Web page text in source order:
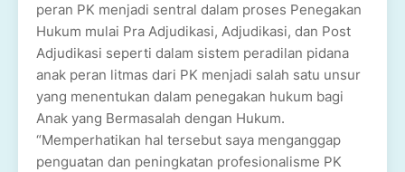
peran PK menjadi sentral dalam proses Penegakan
Hukum mulai Pra Adjudikasi, Adjudikasi, dan Post
Adjudikasi seperti dalam sistem peradilan pidana
anak peran litmas dari PK menjadi salah satu unsur
yang menentukan dalam penegakan hukum bagi
Anak yang Bermasalah dengan Hukum.
“Memperhatikan hal tersebut saya menganggap
penguatan dan peningkatan profesionalisme PK